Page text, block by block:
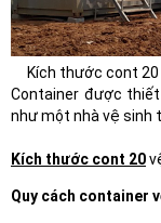
Kích thước cont
Container được
như một nhà vệ sinh
Kích thước cont 20
Quy cách container